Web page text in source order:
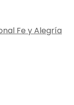
Fe y Alegría